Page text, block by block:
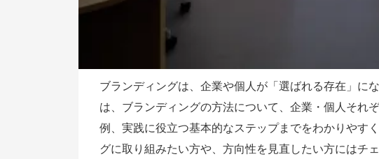
ブランディングは、企業や個人が「選ばれる存在」に
は、ブランディングの方法について、企業・個人それ
例、実践に役立つ基本的なステップまでをわかりやす
グに取り組みたい方や、方向性を見直したい方にはチ